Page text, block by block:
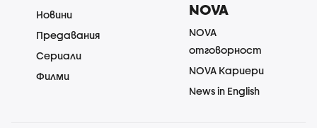
Новини
Предавания
Сериали
Филми
NOVA
NOVA
отговорност
NOVA Кариери
News in English